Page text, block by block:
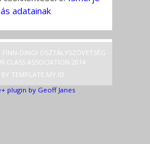
adatainak
DINGI OSZTÁLYSZÖVETSÉG -
CLASS ASSOCIATION 2014
TEMPLATE .MY.ID
plugin by Geoff Janes